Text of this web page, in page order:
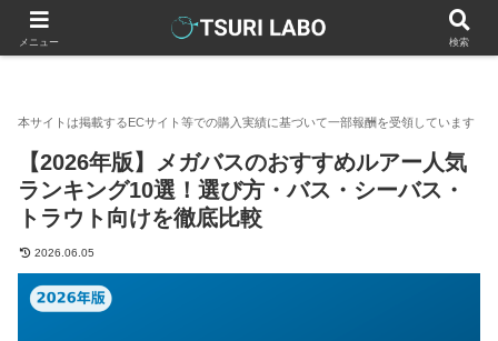
釣りラボマガジン 釣具（釣り道具） ルアー 【2026年版
【2026年版】メガバスのおすすめルアー人気
ランキング10選！選び方・バス・シーバス・
トラウト向けを徹底比較
2026.06.05
メニュー 検索